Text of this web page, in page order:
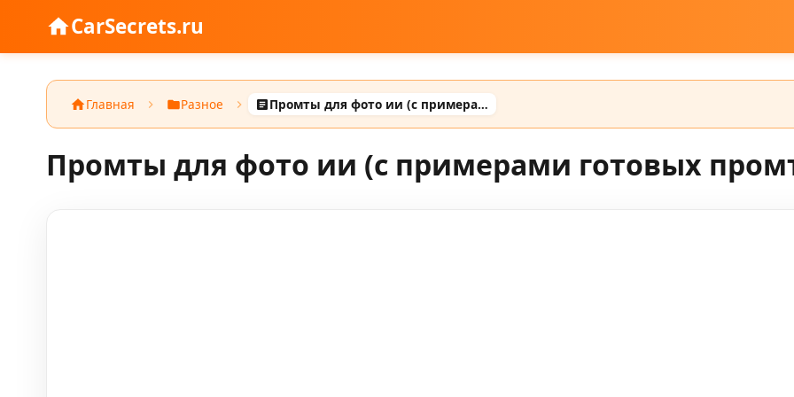
CarSecrets.ru
Главная Разное Промты для фото ии (с примерами готовых промтов)
Промты для фото ии (с примерами готовых